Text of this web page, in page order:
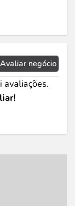
Avaliar negócio
avaliações.